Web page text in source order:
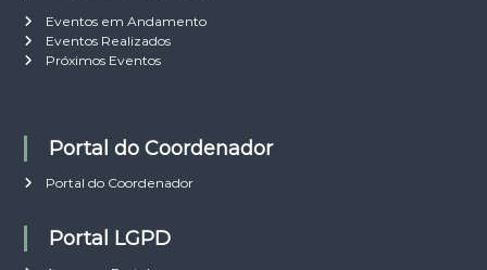
Eventos em Andamento
Eventos Realizados
Próximos Eventos
Portal do Coordenador
Portal do Coordenador
Portal LGPD